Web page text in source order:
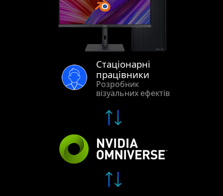
Стаціонарні
працівники
Розробник
візуальних ефектів